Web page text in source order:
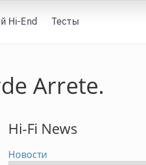
Hi-End Тесты
Arrete.
Hi-Fi News
Новости